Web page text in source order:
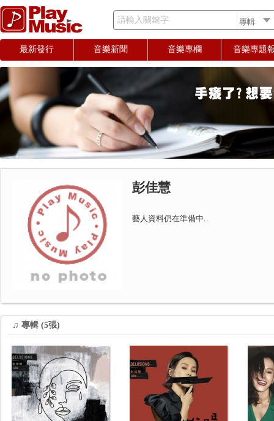
請輸入關鍵字
最新發行 音樂新聞 音樂專欄 音樂專題
彭佳慧
藝人資料仍在準備中..
♫ 專輯 (5張)